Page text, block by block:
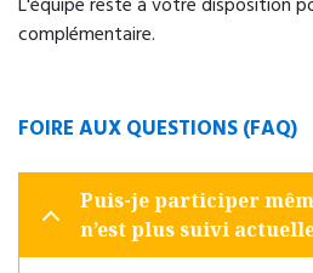
L'équipe reste à votre disposition
complémentaire.
FOIRE AUX QUESTIONS (FAQ)
Puis-je participer
n’est plus suivi